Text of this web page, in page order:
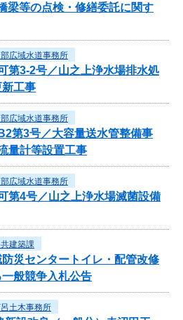
梁等の点検・修繕委託に関す
広域水道事務所
第3-2号／山之上浄水場排水処
工事
広域水道事務所
第3号／大容量送水管整備事
量計等設置工事
広域水道事務所
第4号／山之上浄水場滅菌設備
建築課
防災センタートイレ・配管改修
般競争入札公告
土木事務所